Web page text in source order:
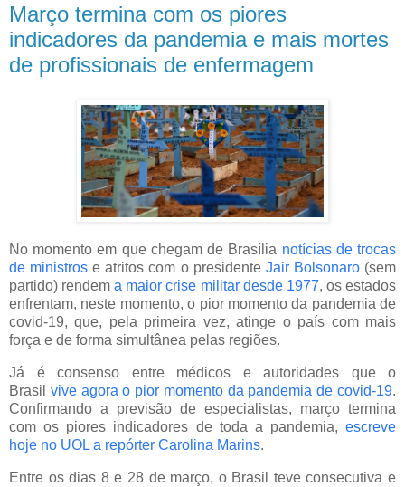
Março termina com os piores
indicadores da pandemia e mais mortes
de profissionais de enfermagem
No momento em que chegam de Brasília notícias de trocas
de ministros e atritos com o presidente Jair Bolsonaro (sem
partido) rendem a maior crise militar desde 1977, os estados
enfrentam, neste momento, o pior momento da pandemia de
covid-19, que, pela primeira vez, atinge o país com mais
força e de forma simultânea pelas regiões.
Já é consenso entre médicos e autoridades que o
Brasil vive agora o pior momento da pandemia de covid-19.
Confirmando a previsão de especialistas, março termina
com os piores indicadores de toda a pandemia, escreve
hoje no UOL a repórter Carolina Marins.
Entre os dias 8 e 28 de março, o Brasil teve consecutiva e